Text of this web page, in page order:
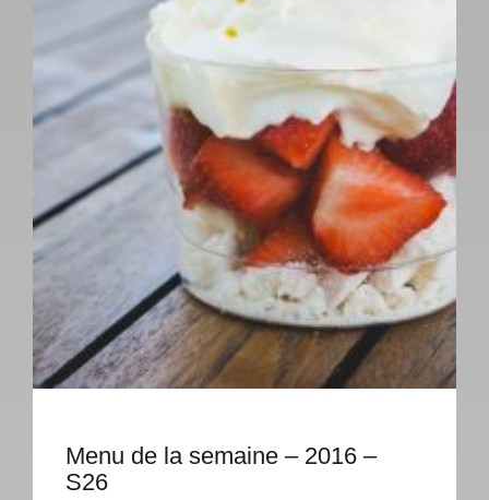
Menu de la semaine – 2016 –
S26